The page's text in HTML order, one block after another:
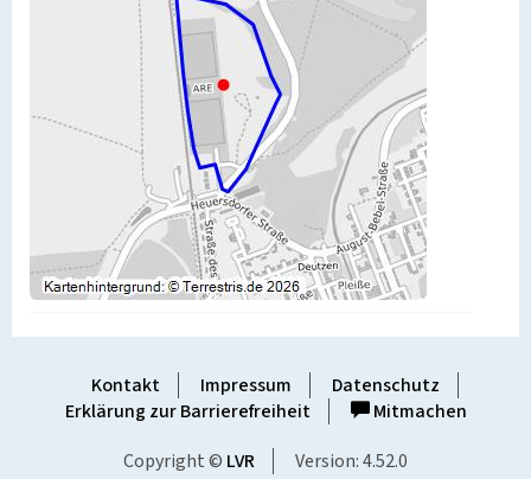
Kontakt Impressum
Datenschutz
Erklärung zur Barrierefreiheit
Mitmachen
Copyright © LVR Version: 4.52.0